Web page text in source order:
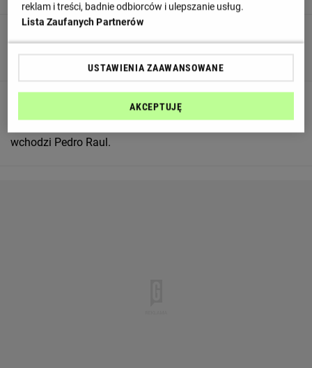
Jadsom otrzymuje żółtą kartkę od sędziego.
Corinthians wykonuje zmianę. Raniele schodzi z boiska a
wchodzi Pedro Raul.
reklam i treści, badnie odbiorców i ulepszanie usług.
Lista Zaufanych Partnerów
USTAWIENIA ZAAWANSOWANE
AKCEPTUJĘ